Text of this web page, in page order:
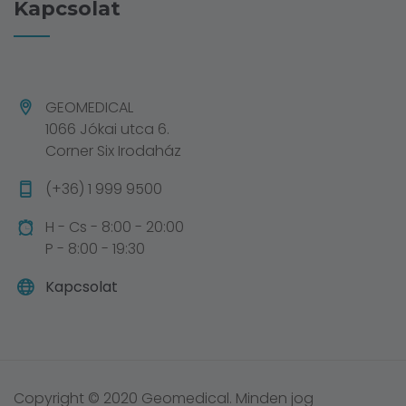
Kapcsolat
GEOMEDICAL
1066 Jókai utca 6.
Corner Six Irodaház
(+36) 1 999 9500
H - Cs - 8:00 - 20:00
P - 8:00 - 19:30
Kapcsolat
Copyright © 2020 Geomedical. Minden jog